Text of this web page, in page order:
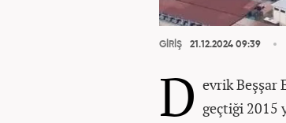
GİRİŞ 21.12.2024 09:39
D evrik Beşşar
geçtiği 2015